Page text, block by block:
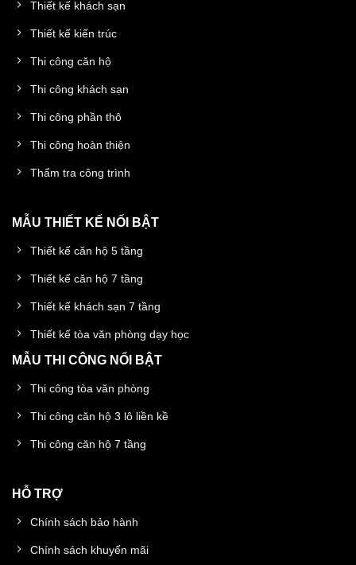
Thiết kế khách sạn
Thiết kế kiến trúc
Thi công căn hộ
Thi công khách sạn
Thi công phần thô
Thi công hoàn thiện
Thẩm tra công trình
MẪU THIẾT KẾ NỔI BẬT
Thiết kế căn hộ 5 tầng
Thiết kế căn hộ 7 tầng
Thiết kế khách sạn 7 tầng
Thiết kế tòa văn phòng dạy học
MẪU THI CÔNG NỔI BẬT
Thi công tòa văn phòng
Thi công căn hộ 3 lô liền kề
Thi công căn hộ 7 tầng
HỖ TRỢ
Chính sách bảo hành
Chính sách khuyến mãi